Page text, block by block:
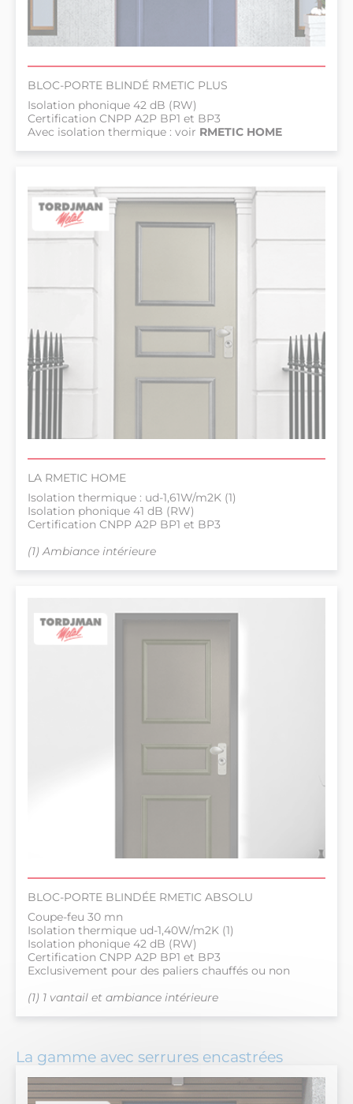
BLOC-PORTE BLINDÉ RMETIC PLUS
Isolation phonique 42 dB (RW)
Certification CNPP A2P BP1 et BP3
Avec isolation thermique : voir RMETIC HOME
LA RMETIC HOME
Isolation thermique : ud-1,61W/m2K (1)
Isolation phonique 41 dB (RW)
Certification CNPP A2P BP1 et BP3
(1) Ambiance intérieure
BLOC-PORTE BLINDÉE RMETIC ABSOLU
Coupe-feu 30 mn
Isolation thermique ud-1,40W/m2K (1)
Isolation phonique 42 dB (RW)
Certification CNPP A2P BP1 et BP3
Exclusivement pour des paliers chauffés ou non
(1) 1 vantail et ambiance intérieure
La gamme avec serrures encastrées